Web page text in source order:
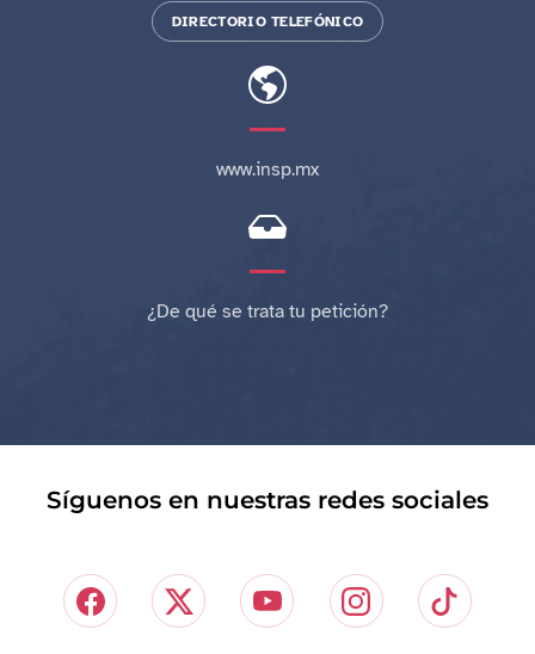
DIRECTORIO TELEFÓNICO
www.insp.mx
¿De qué se trata tu petición?
Síguenos en nuestras redes sociales